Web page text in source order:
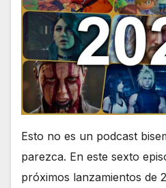
Esto no es un podcast
parezca. En este sexto
próximos lanzamientos de